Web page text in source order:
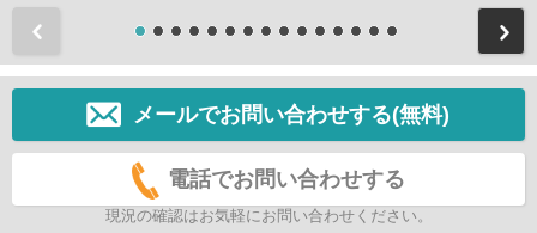
メールでお問い合わせする(無料)
電話でお問い合わせする
現況の確認はお気軽にお問い合わせください。